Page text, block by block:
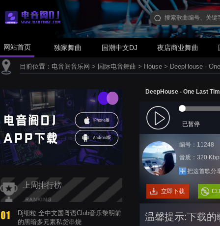
网站首页 独家舞曲 国潮中文DJ 夜店商业舞曲
目前位置： 电音阁音乐网 > 国际电音舞曲 > House > DeepHouse -
上周排行榜
Dj细粒 全中文国粤语Club音乐黎明前
的黑暗多元素私货串烧
DeepHouse - One Last
已暂停
编号：11248
音质：320
把这首歌分
立即下载
温馨提示:下载的